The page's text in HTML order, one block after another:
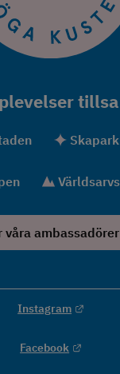
våra ambassadörer
Instagram Länk
Facebook Länk